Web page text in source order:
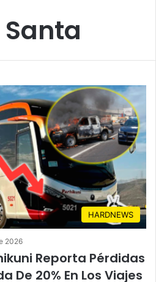
HARDNEWS
2026
Reporta Pérdidas
De 20% En Los Viajes